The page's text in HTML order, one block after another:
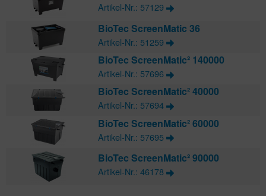
Artikel-Nr.: 57129
BioTec ScreenMatic 36
Artikel-Nr.: 51259
BioTec ScreenMatic² 140000
Artikel-Nr.: 57696
BioTec ScreenMatic² 40000
Artikel-Nr.: 57694
BioTec ScreenMatic² 60000
Artikel-Nr.: 57695
BioTec ScreenMatic² 90000
Artikel-Nr.: 46178